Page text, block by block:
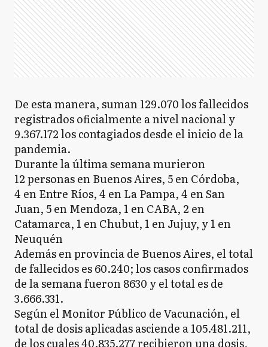
De esta manera, suman 129.070 los fallecidos
registrados oficialmente a nivel nacional y
9.367.172 los contagiados desde el inicio de la
pandemia.
Durante la última semana murieron
12 personas en Buenos Aires, 5 en Córdoba,
4 en Entre Ríos, 4 en La Pampa, 4 en San
Juan, 5 en Mendoza, 1 en CABA, 2 en
Catamarca, 1 en Chubut, 1 en Jujuy, y 1 en
Neuquén
Además en provincia de Buenos Aires, el total
de fallecidos es 60.240; los casos confirmados
de la semana fueron 8630 y el total es de
3.666.331.
Según el Monitor Público de Vacunación, el
total de dosis aplicadas asciende a 105.481.211,
de los cuales 40.835.277 recibieron una dosis,